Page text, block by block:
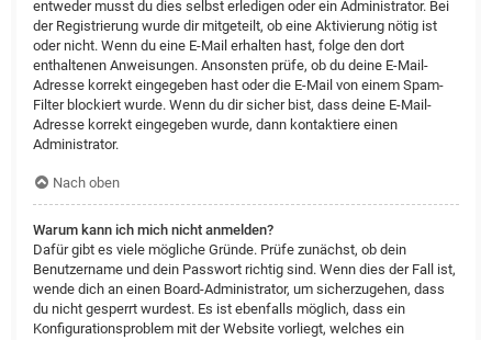
entweder musst du dies selbst erledigen oder ein Administrator. Bei
der Registrierung wurde dir mitgeteilt, ob eine Aktivierung nötig ist
oder nicht. Wenn du eine E-Mail erhalten hast, folge den dort
enthaltenen Anweisungen. Ansonsten prüfe, ob du deine E-Mail-
Adresse korrekt eingegeben hast oder die E-Mail von einem Spam-
Filter blockiert wurde. Wenn du dir sicher bist, dass deine E-Mail-
Adresse korrekt eingegeben wurde, dann kontaktiere einen
Administrator.
Nach oben
Warum kann ich mich nicht anmelden?
Dafür gibt es viele mögliche Gründe. Prüfe zunächst, ob dein
Benutzername und dein Passwort richtig sind. Wenn dies der Fall ist,
wende dich an einen Board-Administrator, um sicherzugehen, dass
du nicht gesperrt wurdest. Es ist ebenfalls möglich, dass ein
Konfigurationsproblem mit der Website vorliegt, welches ein